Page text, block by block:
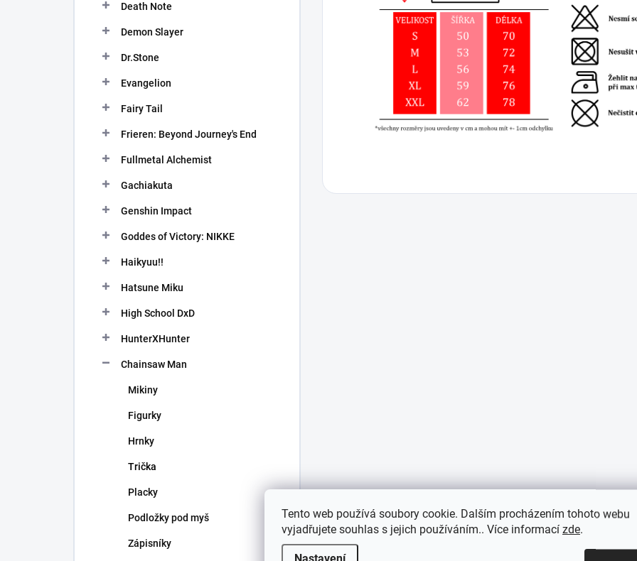
Tento web používá soubory cookie. Dalším procházením tohoto webu
vyjadřujete souhlas s jejich používáním.. Více informací zde.
Death Note
Demon Slayer
Dr.Stone
Evangelion
Fairy Tail
Frieren: Beyond Journey's End
Fullmetal Alchemist
Gachiakuta
Genshin Impact
Goddes of Victory: NIKKE
Haikyuu!!
Hatsune Miku
High School DxD
HunterXHunter
Chainsaw Man
Mikiny
Figurky
Hrnky
Trička
Placky
Podložky pod myš
Zápisníky